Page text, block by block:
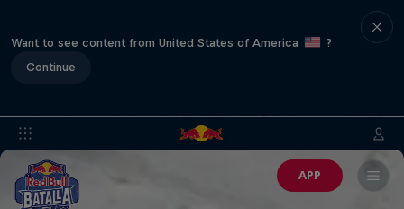
Want to see content from United States of America
?
Continue
APP